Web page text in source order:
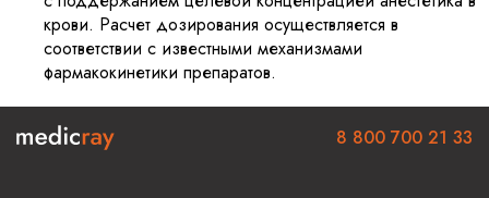
крови. Расчет дозирования осуществляется в
соответствии с известными механизмами
фармакокинетики препаратов.
8 800 700 21 33